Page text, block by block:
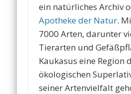
ein natürliches Archiv
Apotheke der Natur.
7000 Arten, darunter
Tierarten und
Kaukasus eine Region
ökologischen
seiner Artenvielfalt